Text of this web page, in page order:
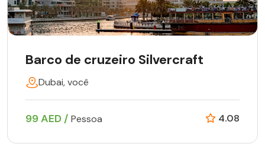
Barco de cruzeiro Silvercraft
Dubai, você
99 AED / Pessoa 4.08